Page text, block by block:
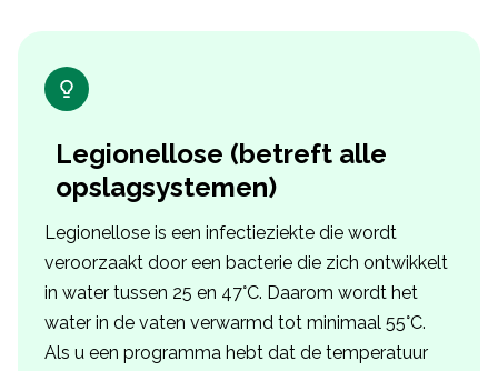
Legionellose (betreft alle
opslagsystemen)
Legionellose is een infectieziekte die wordt
veroorzaakt door een bacterie die zich ontwikkelt
in water tussen 25 en 47°C. Daarom wordt het
water in de vaten verwarmd tot minimaal 55°C.
Als u een programma hebt dat de temperatuur